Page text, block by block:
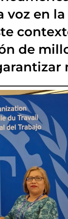
voz en
de